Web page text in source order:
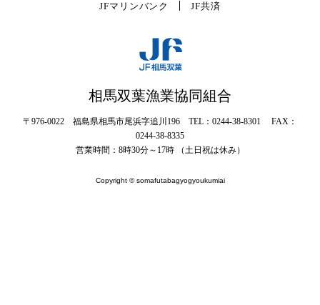
JFマリンバンク
JF共済
相馬双葉漁業協同組合
〒976-0022 福島県相馬市尾浜字追川196 TEL：0244-38-8301 FAX：
0244-38-8335
営業時間：8時30分～17時 （土日祝は休み）
Copyright © somafutabagyogyoukumiai